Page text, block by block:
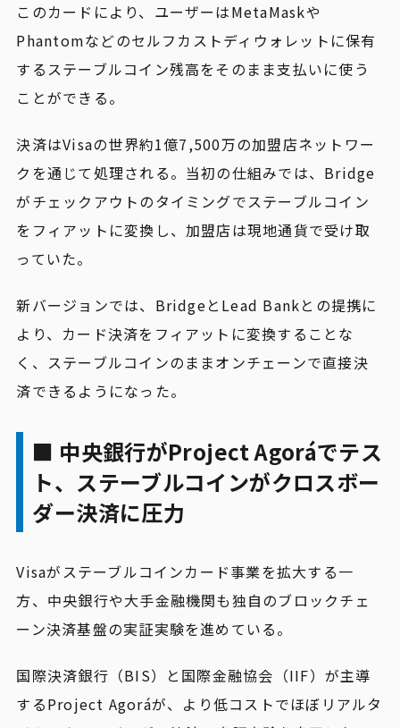
このカードにより、ユーザーはMetaMaskや
Phantomなどのセルフカストディウォレットに保有
するステーブルコイン残高をそのまま支払いに使う
ことができる。
決済はVisaの世界約1億7,500万の加盟店ネットワー
クを通じて処理される。当初の仕組みでは、Bridge
がチェックアウトのタイミングでステーブルコイン
をフィアットに変換し、加盟店は現地通貨で受け取
っていた。
新バージョンでは、BridgeとLead Bankとの提携に
より、カード決済をフィアットに変換することな
く、ステーブルコインのままオンチェーンで直接決
済できるようになった。
■ 中央銀行がProject Agoráでテス
ト、ステーブルコインがクロスボー
ダー決済に圧力
Visaがステーブルコインカード事業を拡大する一
方、中央銀行や大手金融機関も独自のブロックチェ
ーン決済基盤の実証実験を進めている。
国際決済銀行（BIS）と国際金融協会（IIF）が主導
するProject Agoráが、より低コストでほぼリアルタ